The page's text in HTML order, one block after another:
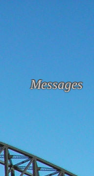
Messages